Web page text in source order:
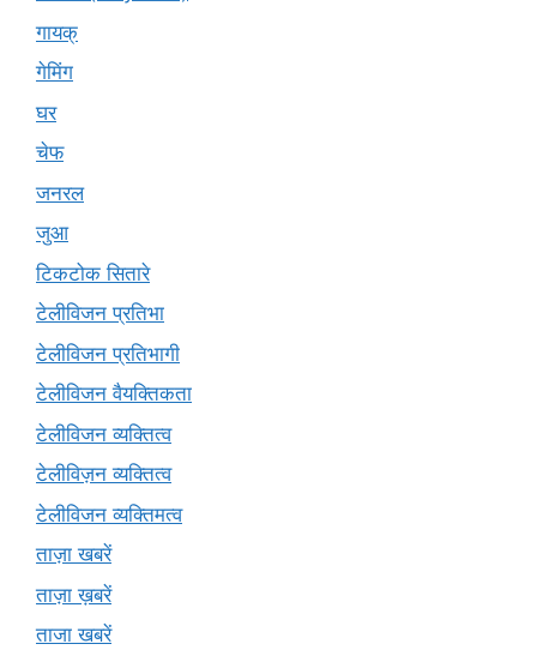
गायक्
गेमिंग
घर
चेफ
जनरल
जुआ
टिकटोक सितारे
टेलीविजन प्रतिभा
टेलीविजन प्रतिभागी
टेलीविजन वैयक्तिकता
टेलीविजन व्यक्तित्व
टेलीविज़न व्यक्तित्व
टेलीविजन व्यक्तिमत्व
ताज़ा खबरें
ताज़ा ख़बरें
ताजा खबरें